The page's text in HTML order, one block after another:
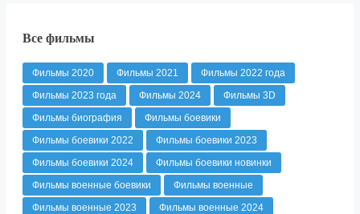
Все фильмы
Фильмы 2020 Фильмы 2021
Фильмы 2022 года
Фильмы 2023 года
Фильмы 2024
Фильмы 3D
Фильмы биография
Фильмы боевики
Фильмы боевики 2022
Фильмы боевики 2023
Фильмы боевики 2024
Фильмы боевики новинки
Фильмы военные боевики
Фильмы военные
Фильмы военные 2023
Фильмы военные 2024